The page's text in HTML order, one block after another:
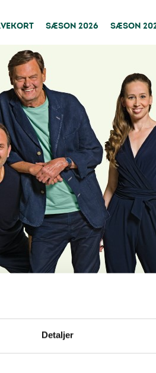
Detaljer
SÆSON 2026 SÆSON